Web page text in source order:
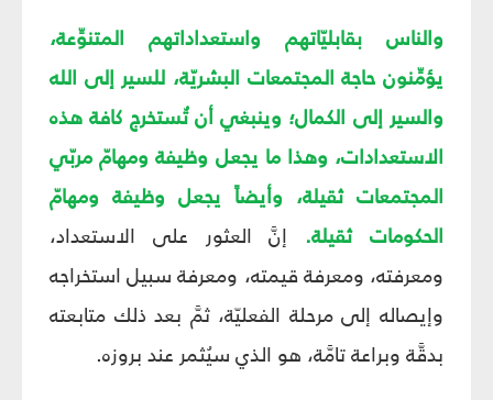
والناس بقابليّاتهم واستعداداتهم المتنوِّعة،
يؤمِّنون حاجة المجتمعات البشريّة، للسير إلى الله
والسير إلى الكمال؛ وينبغي أن تُستخرج كافة هذه
الاستعدادات، وهذا ما يجعل وظيفة ومهامّ مربّي
المجتمعات ثقيلة، وأيضاً يجعل وظيفة ومهامّ
الحكومات ثقيلة. إنَّ العثور على الاستعداد،
ومعرفته، ومعرفة قيمته، ومعرفة سبيل استخراجه
وإيصاله إلى مرحلة الفعليّة، ثمَّ بعد ذلك متابعته
بدقَّة وبراعة تامَّة، هو الذي سيُثمر عند بروزه.